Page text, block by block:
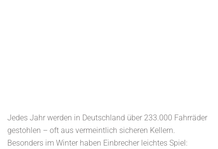
Jedes Jahr werden in Deutschland über 233.000 Fahrräder
gestohlen – oft aus vermeintlich sicheren Kellern.
Besonders im Winter haben Einbrecher leichtes Spiel: